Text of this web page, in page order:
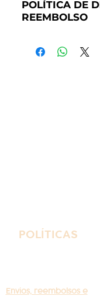
Camisola e
Composto por
POLÍTICA DE
REEMBOLSO
consiste num
POLÍTICAS
Envios, reembolsos e